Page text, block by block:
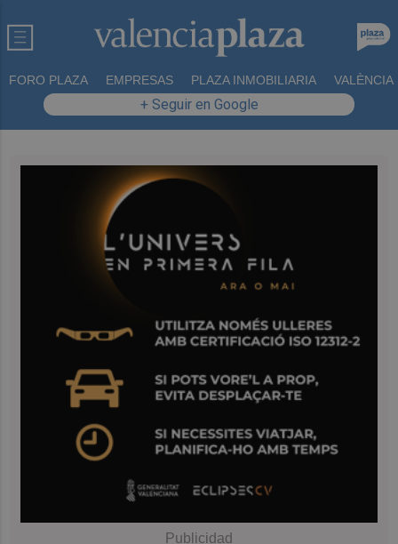
FORO PLAZA EMPRESAS PLAZA INMOBILIARIA VALÈNCIA
+ Seguir en Google